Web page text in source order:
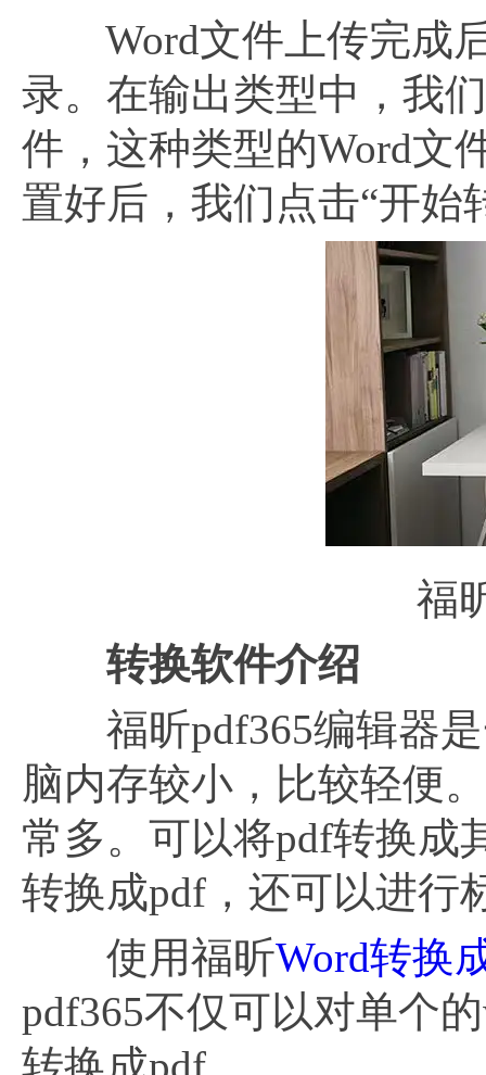
Word文件上传完成后
录。在输出类型中，我
件，这种类型的Word文
置好后，我们点击“开始
福
转换软件介绍
福昕pdf365编辑器是
脑内存较小，比较轻便
常多。可以将pdf转换成
转换成pdf，还可以进行
使用福昕Word转换
pdf365不仅可以对单个